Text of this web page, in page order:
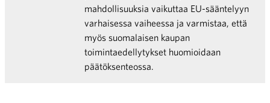
mahdollisuuksia vaikuttaa EU-sääntelyyn
varhaisessa vaiheessa ja varmistaa, että
myös suomalaisen kaupan
toimintaedellytykset huomioidaan
päätöksenteossa.